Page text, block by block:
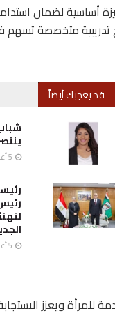
أساسية لضمان
متخصصة تسهم
قد يعجبك أيضاً
ويعزز الاستجابة